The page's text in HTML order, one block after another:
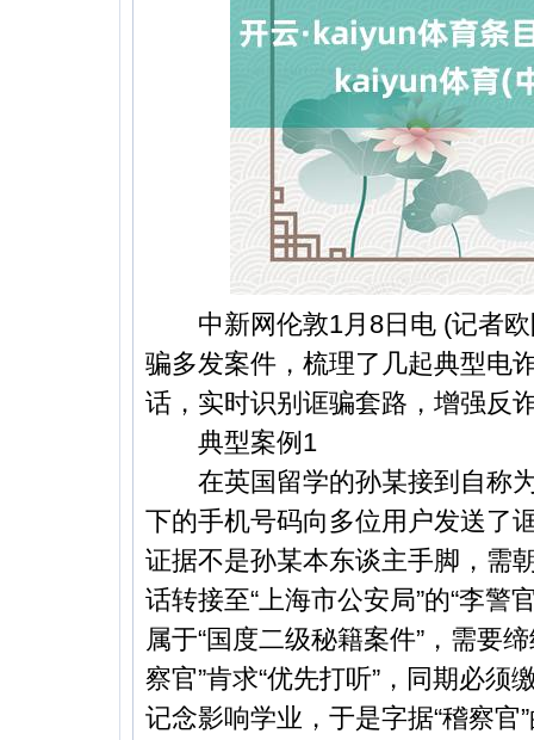
中新网伦敦1月8日电 (记者欧
骗多发案件，梳理了几起典型电
话，实时识别诓骗套路，增强反
典型案例1
在英国留学的孙某接到自称为
下的手机号码向多位用户发送了
证据不是孙某本东谈主手脚，需
话转接至“上海市公安局”的“李警
属于“国度二级秘籍案件”，需要
察官”肯求“优先打听”，同期必
记念影响学业，于是字据“稽察